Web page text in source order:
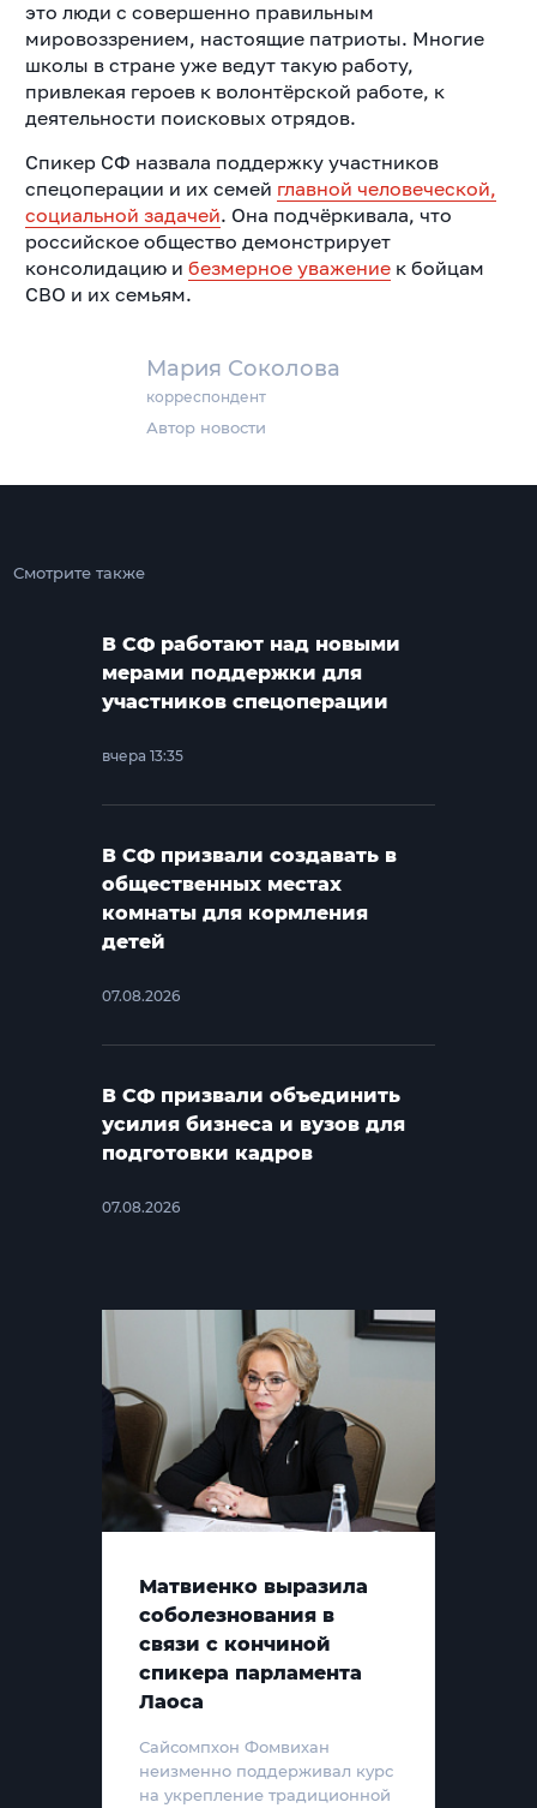
Мария Соколова
корреспондент
Автор новости
это люди с совершенно правильным
мировоззрением, настоящие патриоты. Многие
школы в стране уже ведут такую работу,
привлекая героев к волонтёрской работе, к
деятельности поисковых отрядов.
Спикер СФ назвала поддержку участников
спецоперации и их семей главной человеческой,
социальной задачей. Она подчёркивала, что
российское общество демонстрирует
консолидацию и безмерное уважениек бойцам
СВО и их семьям.
Смотрите также
В СФ работают над новыми
мерами поддержки для
участников спецоперации
вчера 13:35
В СФ призвали создавать в
общественных местах
комнаты для кормления
детей
07.08.2026
В СФ призвали объединить
усилия бизнеса и вузов для
подготовки кадров
07.08.2026
Матвиенко выразила
соболезнования в
связи с кончиной
спикера парламента
Лаоса
Сайсомпхон Фомвихан
неизменно поддерживал курс
на укрепление традиционной